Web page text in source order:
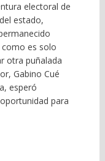
electoral de
estado,
es solo
otra puñalada
Gabino Cué
esperó
para